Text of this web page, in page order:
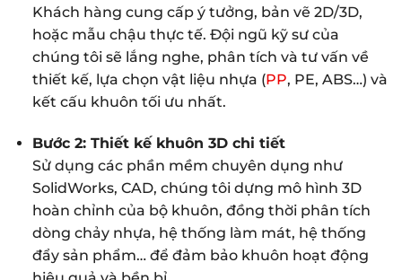
Khách hàng cung cấp ý tưởng, bản vẽ 2D/3D,
hoặc mẫu chậu thực tế. Đội ngũ kỹ sư của
chúng tôi sẽ lắng nghe, phân tích và tư vấn về
thiết kế, lựa chọn vật liệu nhựa (PP, PE, ABS…) và
kết cấu khuôn tối ưu nhất.
Bước 2: Thiết kế khuôn 3D chi tiết
Sử dụng các phần mềm chuyên dụng như
SolidWorks, CAD, chúng tôi dựng mô hình 3D
hoàn chỉnh của bộ khuôn, đồng thời phân tích
dòng chảy nhựa, hệ thống làm mát, hệ thống
đẩy sản phẩm… để đảm bảo khuôn hoạt động